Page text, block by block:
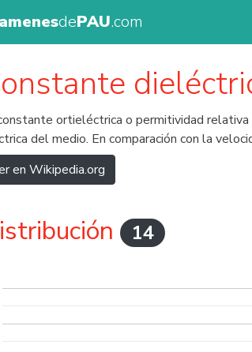
dePAU.com
ortieléctrica o permitividad relativa
del medio. En comparación con la
en Wikipedia.org
14